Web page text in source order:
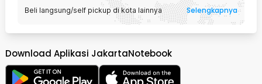
Beli langsung/self pickup di kota lainnya Selengkapnya
Download Aplikasi JakartaNotebook